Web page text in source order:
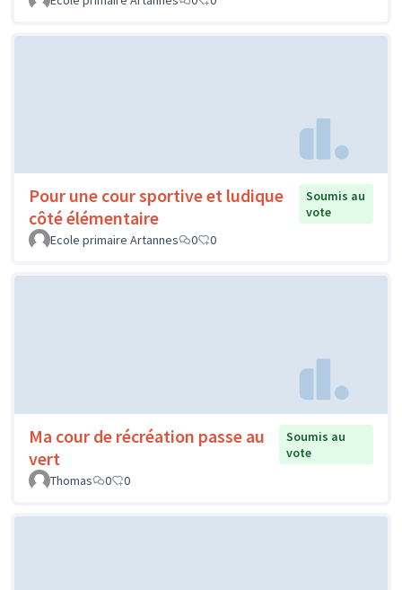
Pour une cour sportive et ludique
côté élémentaire
Soumis au
vote
Ecole primaire Artannes
0 0
Ma cour de récréation passe au
vert
Soumis au
vote
Thomas
0 0